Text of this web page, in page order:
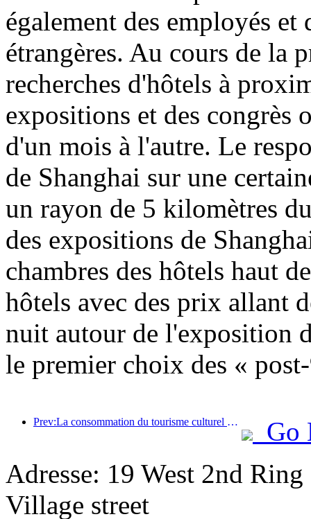
également des employés
étrangères. Au cours de la
recherches d'hôtels à
expositions et des congrès
d'un mois à l'autre. Le
de Shanghai sur une
un rayon de 5 kilomètres
des expositions de
chambres des hôtels haut
hôtels avec des prix allant
nuit autour de l'exposition
le premier choix des «
Prev:La consommation du tourisme culturel estival a augmenté de plus de 20 % d'un mois à l'autre, Pékin, Shanghai, Chengdu, Xi'an et Guangzhou étant en tête des destinations populaires.
Go
Adresse: 19 West 2nd
Village street